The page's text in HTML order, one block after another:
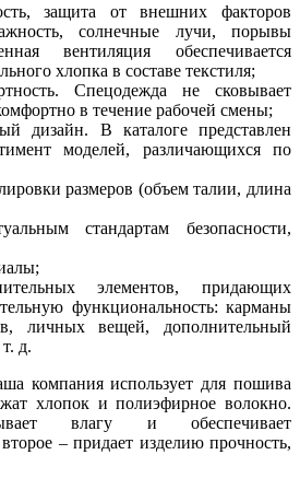
защита от внешних факторов
солнечные лучи, порывы
вентиляция обеспечивается
хлопка в составе текстиля;
Спецодежда не сковывает
в течение рабочей смены;
дизайн. В каталоге представлен
моделей, различающихся по
размеров (объем талии, длина
стандартам безопасности,
элементов, придающих
функциональность: карманы
личных вещей, дополнительный
д.
компания использует для пошива
хлопок и полиэфирное волокно.
влагу и обеспечивает
– придает изделию прочность,